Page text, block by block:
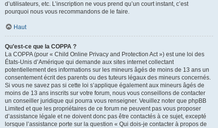
d’utilisateurs, etc. L’inscription ne vous prend qu’un court instant, c’est
pourquoi nous vous recommandons de le faire.
Haut
Qu’est-ce que la COPPA ?
La COPPA (pour « Child Online Privacy and Protection Act ») est une loi des
États-Unis d’Amérique qui demande aux sites internet collectant
potentiellement des informations sur les mineurs âgés de moins de 13 ans un
consentement écrit des parents ou des tuteurs légaux des mineurs concernés.
Si vous ne savez pas si cette loi s’applique également aux mineurs âgés de
moins de 13 ans inscrits sur votre forum, nous vous conseillons de contacter
un conseiller juridique qui pourra vous renseigner. Veuillez noter que phpBB
Limited et que les propriétaires de ce forum ne peuvent pas vous proposer
d’assistance légale et ne doivent donc pas être contactés à ce sujet, excepté
lorsque l’assistance porte sur la question « Qui dois-je contacter à propos de